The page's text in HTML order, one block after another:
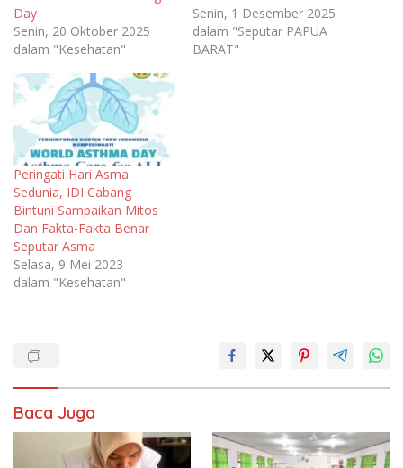
Day
Senin, 20 Oktober 2025
dalam "Kesehatan"
Senin, 1 Desember 2025
dalam "Seputar PAPUA
BARAT"
Peringati Hari Asma
Sedunia, IDI Cabang
Bintuni Sampaikan Mitos
Dan Fakta-Fakta Benar
Seputar Asma
Selasa, 9 Mei 2023
dalam "Kesehatan"
Baca Juga